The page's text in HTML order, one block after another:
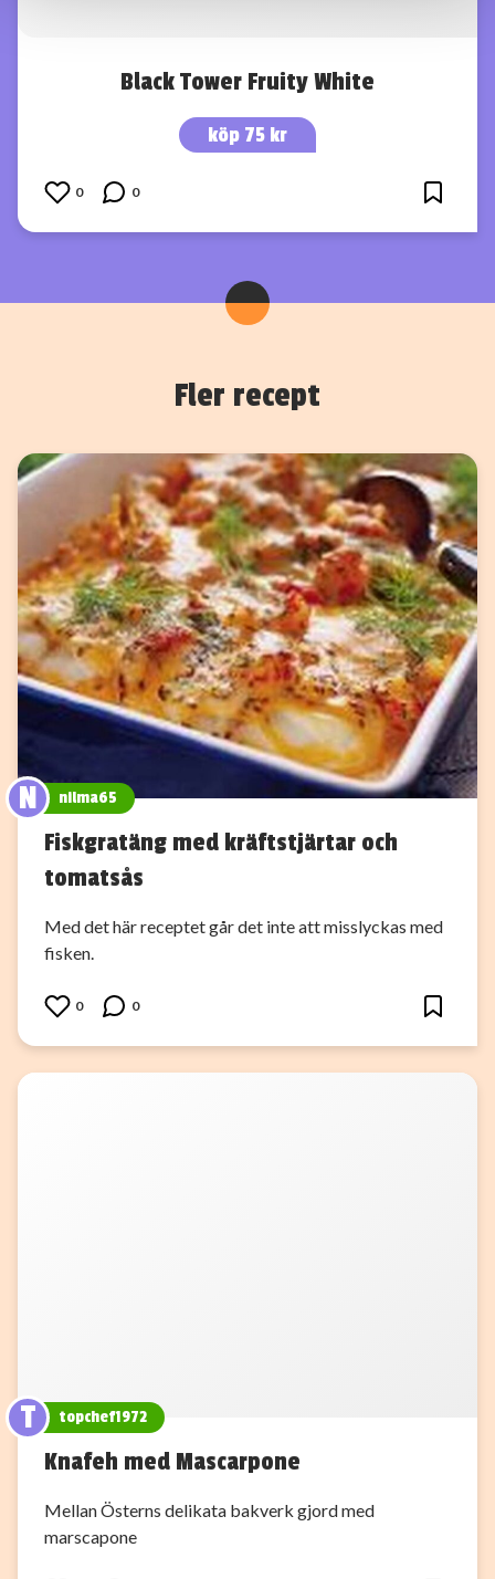
Black Tower Fruity White
köp 75 kr
0 0
Fler recept
N nilma65
Fiskgratäng med kräftstjärtar och
tomatsås
Med det här receptet går det inte att misslyckas med
fisken.
0 0
T topchef1972
Knafeh med Mascarpone
Mellan Österns delikata bakverk gjord med
marscapone